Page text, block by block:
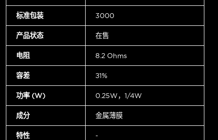
标准包装 3000
产品状态 在售
电阻 8.2 Ohms
容差 ±1%
功率 (W) 0.25W，1/4W
成分 金属薄膜
特性 -